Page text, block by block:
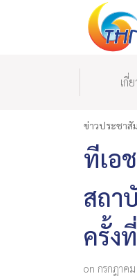
เกี่
ข่าวประชาสั
ทีเอ
สถา
ครั้ง
on กรกฎาค